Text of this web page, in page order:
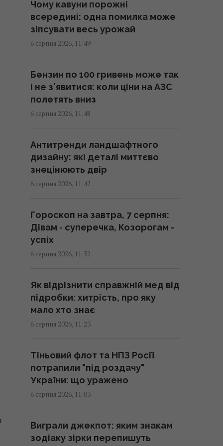
4 найкращі фільми про теорії
змови: вони можуть змусити вас
"прокинутися"
12:30 четвер, 06 серпня 2026
Для цих знаків Зодіаку серпень
стане найгіршим місяцем року
12:21 четвер, 06 серпня 2026
товар, якщо загубив чек:
відповідь юриста
12:21 четвер, 06 серпня 2026
до Patriot, консультації щодо
ліцензій тривають
12:15 четвер, 06 серпня 2026
скільки грошей їй потрібно для
комфортного життя в Києві
(відео)
12:14 четвер, 06 серпня 2026
Прийом "Мунджаро" може
знизити ризик серцевих
нападів, але є нюанс, -
дослідження
Колумбійські наркокартелі
Чому кавуни порожні
всередині: одна помилка може
зіпсувати весь урожай
6 серпня 2026, 11:49
Бензин по 100 гривень може так
і не з'явитися: коли ціни на АЗС
полетять вниз
6 серпня 2026, 11:48
Антитренди ландшафтного
дизайну: які деталі миттєво
знецінюють двір
6 серпня 2026, 11:42
Гороскоп на завтра, 7 серпня:
Дівам - суперечка, Козорогам -
успіх
6 серпня 2026, 11:32
Як відрізнити справжній мед від
підробки: хитрість, про яку
мало хто знає
6 серпня 2026, 11:23
Тіньовий флот та НПЗ Росії
потрапили "під роздачу"
України: що уражено
6 серпня 2026, 11:03
Виграли джекпот: яким знакам
зодіаку зірки перепишуть